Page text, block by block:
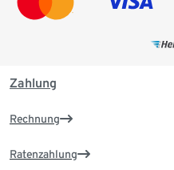
Zahlung
Rechnung
Ratenzahlung